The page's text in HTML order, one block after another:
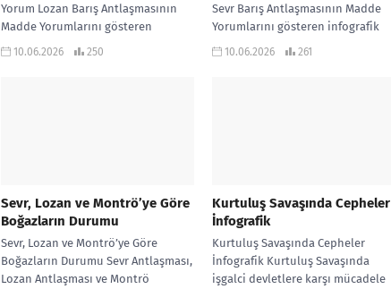
Yorum Lozan Barış Antlaşmasının
Madde Yorumlarını gösteren
infogafik çalışmadır… KONU
10.06.2026 250
Sevr Barış Antlaşmasının Madde
Yorumlarını gösteren infografik
çalışmadır…
10.06.2026 261
Sevr, Lozan ve Montrö’ye Göre
Boğazların Durumu
Sevr, Lozan ve Montrö’ye Göre
Boğazların Durumu Sevr Antlaşması,
Lozan Antlaşması ve Montrö
Kurtuluş Savaşında Cepheler
İnfografik
Kurtuluş Savaşında Cepheler
İnfografik Kurtuluş Savaşında
işgalci devletlere karşı mücadele